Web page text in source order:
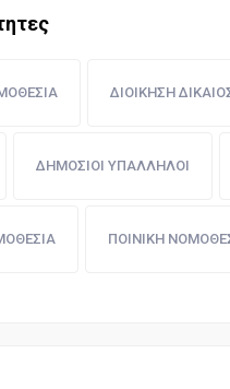
ΔΙΟΙΚΗΣΗ
ΔΗΜΟΣΙΟΙ ΥΠΑΛΛΗΛΟΙ
ΠΟΙΝΙΚΗ